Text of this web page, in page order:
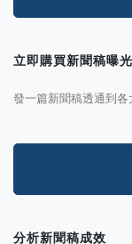
立即購買新聞稿曝光
發一篇新聞稿透通到各
分析新聞稿成效